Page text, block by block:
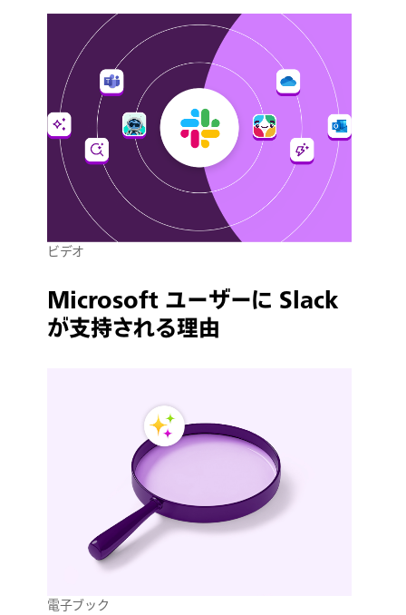
ビデオ
Microsoft ユーザーに Slack
が支持される理由
電子ブック